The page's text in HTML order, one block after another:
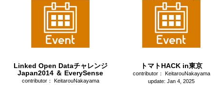
score: 2
Linked Open Dataチャレンジ
Japan2014 ＆ EverySense
contributor： KeitarouNakayama
トマトHACK in東京
contributor： KeitarouNakayama
update: Jan 4, 2025